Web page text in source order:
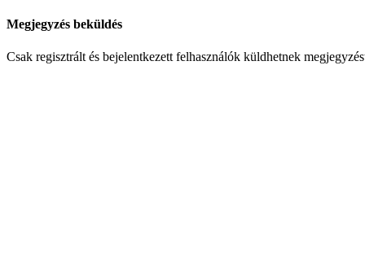
Megjegyzés beküldés
Csak regisztrált és bejelentkezett felhasználók küldhetnek